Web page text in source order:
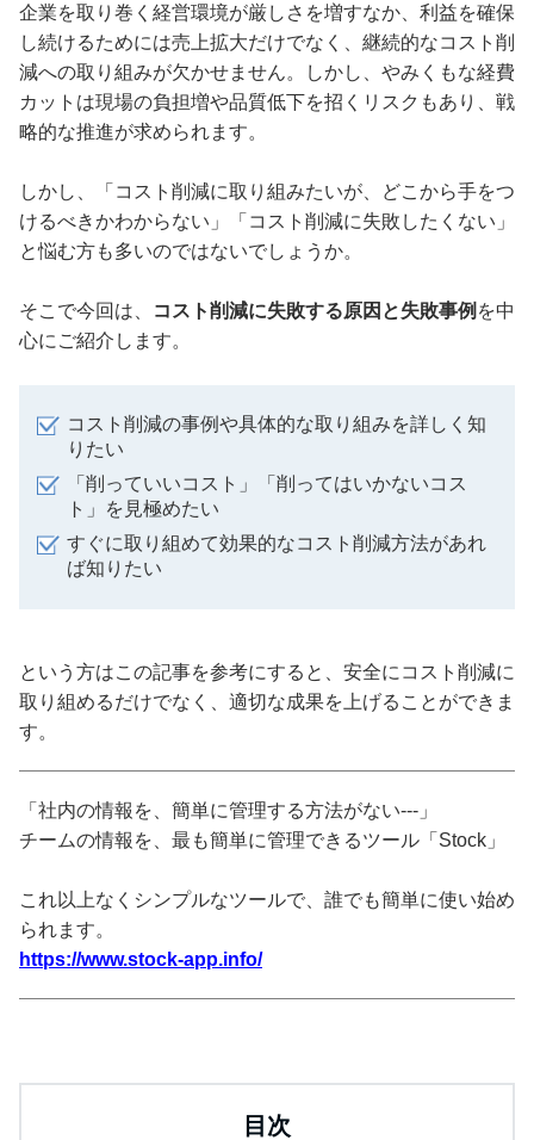
企業を取り巻く経営環境が厳しさを増すなか、利益を確保
し続けるためには売上拡大だけでなく、継続的なコスト削
減への取り組みが欠かせません。しかし、やみくもな経費
カットは現場の負担増や品質低下を招くリスクもあり、戦
略的な推進が求められます。
しかし、「コスト削減に取り組みたいが、どこから手をつ
けるべきかわからない」「コスト削減に失敗したくない」
と悩む方も多いのではないでしょうか。
そこで今回は、 コスト削減に失敗する原因と失敗事例 を中
心にご紹介します。
コスト削減の事例や具体的な取り組みを詳しく知
りたい
「削っていいコスト」「削ってはいかないコス
ト」を見極めたい
すぐに取り組めて効果的なコスト削減方法があれ
ば知りたい
という方はこの記事を参考にすると、安全にコスト削減に
取り組めるだけでなく、適切な成果を上げることができま
す。
「社内の情報を、簡単に管理する方法がない---」
チームの情報を、最も簡単に管理できるツール「Stock」
これ以上なくシンプルなツールで、誰でも簡単に使い始め
られます。
https://www.stock-app.info/
目次